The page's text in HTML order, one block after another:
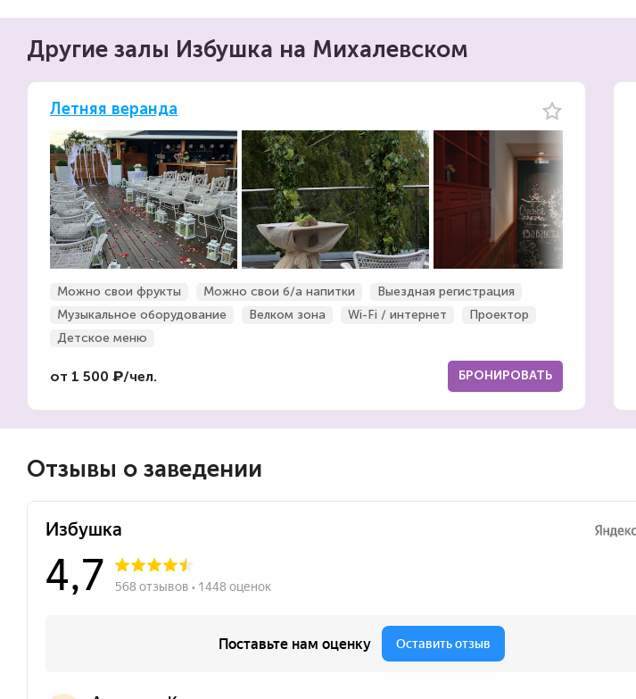
Другие залы Избушка на Михалевском
Летняя веранда
Можно свои фрукты Можно свои б/а напитки
Выездная регистрация
Музыкальное оборудование
Велком зона Wi-Fi / интернет
Проектор
Детское меню
от 1 500 ₽/чел. БРОНИРОВАТЬ
Отзывы о заведении